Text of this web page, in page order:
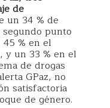
de
un 34 % de
punto
% en el
y un 33 % en el
de drogas
GPaz, no
satisfactoria
de género.